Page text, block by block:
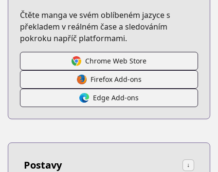
Čtěte manga ve svém oblíbeném jazyce s
překladem v reálném čase a sledováním
pokroku napříč platformami.
Chrome Web Store
Firefox Add-ons
Edge Add-ons
Postavy ↓